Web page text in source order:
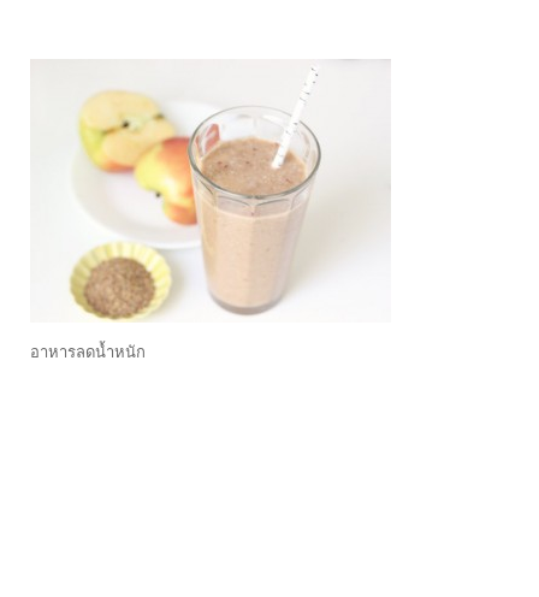
อาหารลดน้ำหนัก